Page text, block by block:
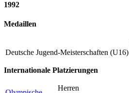
1992
Medaillen
Deutsche Jugend-Meisterschaften (U16)
Internationale Platzierungen
Herren